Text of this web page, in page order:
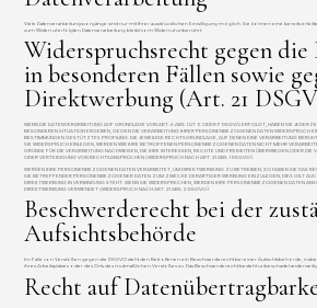
Viele Datenverarbeitungsvorgänge sind nur mit Ihrer ausdrücklichen Einwilligung möglich. Sie können eine bereits
zum Widerruf erfolgten Datenverarbeitung bleibt vom Widerruf unberührt.
Widerspruchsrecht gegen die
in besonderen Fällen sowie
Direktwerbung (Art. 21
WENN DIE DATENVERARBEITUNG AUF GRUNDLAGE VON ART. 6 ABS. 1 LIT. E ODER F DSGVO ERFOLGT, HABEN SIE
BESONDEREN SITUATION ERGEBEN, GEGEN DIE VERARBEITUNG IHRER PERSONENBEZOGENEN DATEN WIDERSPRUCH
BESTIMMUNGEN GESTÜTZTES PROFILING. DIE JEWEILIGE RECHTSGRUNDLAGE, AUF DENEN EINE VERARBEITUNG
SIE WIDERSPRUCH EINLEGEN, WERDEN WIR IHRE BETROFFENEN PERSONENBEZOGENEN DATEN NICHT MEHR
GRÜNDE FÜR DIE VERARBEITUNG NACHWEISEN, DIE IHRE INTERESSEN, RECHTE UND FREIHEITEN ÜBERWIEGEN ODER DIE
ODER VERTEIDIGUNG VON RECHTSANSPRÜCHEN (WIDERSPRUCH NACH ART. 21 ABS. 1 DSGVO).
WERDEN IHRE PERSONENBEZOGENEN DATEN VERARBEITET, UM DIREKTWERBUNG ZU BETREIBEN, SO HABEN SIE DAS
SIE BETREFFENDER PERSONENBEZOGENER DATEN ZUM ZWECKE DERARTIGER WERBUNG EINZULEGEN; DIES GILT
DIREKTWERBUNG IN VERBINDUNG STEHT. WENN SIE WIDERSPRECHEN, WERDEN IHRE PERSONENBEZOGENEN DATEN
DIREKTWERBUNG VERWENDET (WIDERSPRUCH NACH ART. 21 ABS. 2 DSGVO).
Beschwerde­recht bei der
Aufsichts­behörde
Im Falle von Verstößen gegen die DSGVO steht den Betroffenen ein Beschwerderecht bei einer Aufsichtsbehörde,
ihres Arbeitsplatzes oder des Orts des mutmaßlichen Verstoßes zu. Das Beschwerderecht besteht unbeschadet
Recht auf